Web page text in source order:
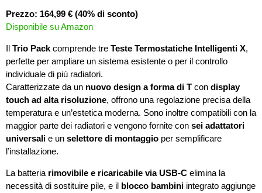
Prezzo: 164,99 € (40% di sconto)
Disponibile su Amazon
Trio Packcomprende tre Teste Termostatiche Intelligenti X,
perfette per ampliare un sistema esistente o per il controllo
individuale di più radiatori.
Caratterizzate da un nuovo design a forma di T con display
touch ad alta risoluzione, offrono una regolazione precisa della
temperatura e un’estetica moderna. Sono inoltre compatibili con la
maggior parte dei radiatori e vengono fornite con sei adattatori
universali e un selettore di montaggio per semplificare
l’installazione.
La batteria rimovibile e ricaricabile via USB-C elimina la
necessità di sostituire pile, e il blocco bambini integrato aggiunge